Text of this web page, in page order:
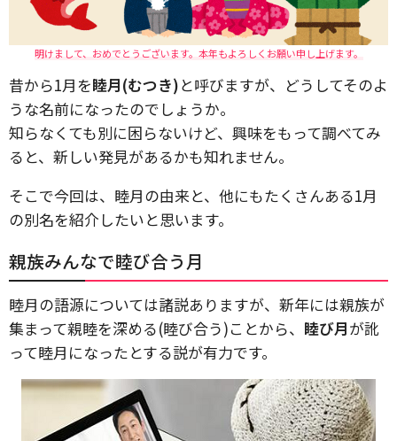
明けまして、おめでとうございます。本年もよろしくお願い申し上げます。
昔から1月を睦月(むつき)と呼びますが、どうしてそのよ
うな名前になったのでしょうか。
知らなくても別に困らないけど、興味をもって調べてみ
ると、新しい発見があるかも知れません。
そこで今回は、睦月の由来と、他にもたくさんある1月
の別名を紹介したいと思います。
親族みんなで睦び合う月
睦月の語源については諸説ありますが、新年には親族が
集まって親睦を深める(睦び合う)ことから、 睦び月が訛
って睦月になったとする説が有力です。